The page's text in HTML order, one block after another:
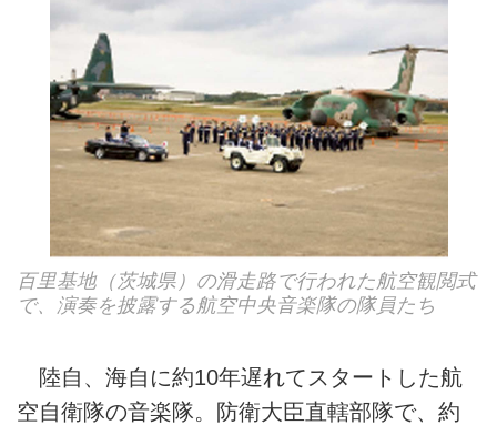
百里基地（茨城県）の滑走路で行われた航空観閲式
で、演奏を披露する航空中央音楽隊の隊員たち
陸自、海自に約10年遅れてスタートした航
空自衛隊の音楽隊。防衛大臣直轄部隊で、約